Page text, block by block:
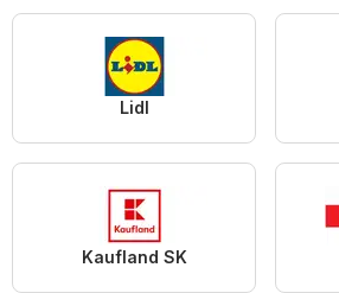
Lidl
Kaufland SK